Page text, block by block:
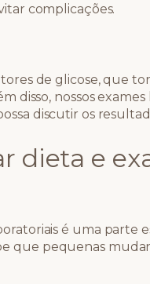
complicações.
de glicose, que
disso, nossos
discutir os
dieta e
é uma parte
que pequenas